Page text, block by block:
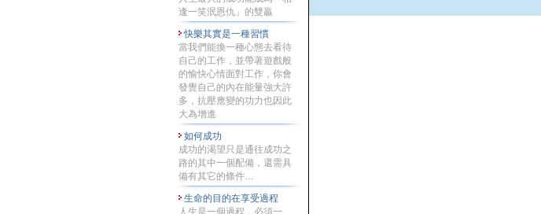
逢一笑泯恩仇」的雙贏
快樂其實是一種習慣
當我們能換一種心態去看待
自己的工作，並帶著遊戲般
的愉快心情面對工作，你會
發覺自己的內在能量強大許
多，抗壓應變的功力也因此
大為增進
如何成功
成功的渴望只是通往成功之
路的其中一個配備，還需具
備有其它的條件…
生命的目的在享受過程
人生是一個過程，必須一